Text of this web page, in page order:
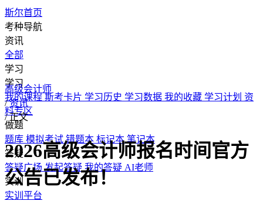
斯尔首页
考种导航
资讯
全部
学习
学习
我的课程 斯考卡片 学习历史 学习数据 我的收藏 学习计划 资
料专区
做题
题库 模拟考试错题本 标记本笔记本
答疑
答疑广场发起答疑 我的答疑 AI老师
实训
实训平台
高级会计师
/ 资讯
/ 正文
2026高级会计师报名时间官方
公告已发布！